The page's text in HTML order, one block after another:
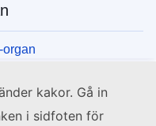
kakor. Gå in
i sidfoten för